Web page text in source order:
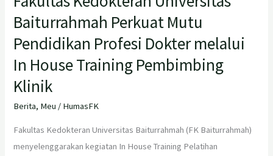
Baiturrahmah Perkuat Mutu
Pendidikan Profesi Dokter melalui
In House Training Pembimbing
Klinik
Berita, Meu / HumasFK
Fakultas Kedokteran Universitas Baiturrahmah (FK Baiturrahmah)
menyelenggarakan kegiatan In House Training Pelatihan